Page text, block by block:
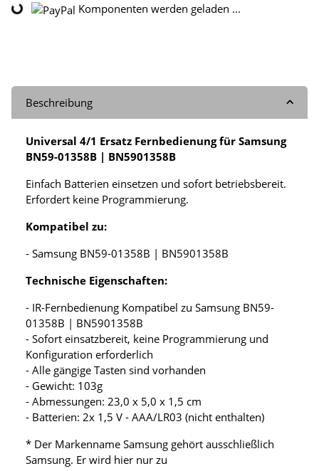
Loading... Komponenten werden geladen ...
Beschreibung
Universal 4/1 Ersatz Fernbedienung für Samsung
BN59-01358B | BN5901358B
Einfach Batterien einsetzen und sofort betriebsbereit.
Erfordert keine Programmierung.
Kompatibel zu:
- Samsung BN59-01358B | BN5901358B
Technische Eigenschaften:
- IR-Fernbedienung Kompatibel zu Samsung BN59-
01358B | BN5901358B
- Sofort einsatzbereit, keine Programmierung und
Konfiguration erforderlich
- Alle gängige Tasten sind vorhanden
- Gewicht: 103g
- Abmessungen: 23,0 x 5,0 x 1,5 cm
- Batterien: 2x 1,5 V - AAA/LR03 (nicht enthalten)
* Der Markenname Samsung gehört ausschließlich
Samsung. Er wird hier nur zu